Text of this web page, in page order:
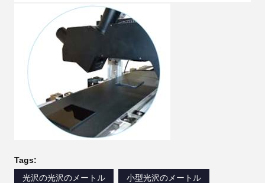
Tags:
光沢の光沢のメートル
小型光沢のメートル